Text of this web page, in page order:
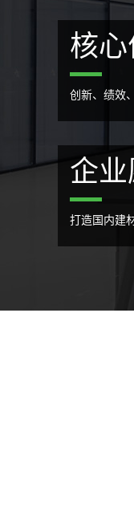
核
创新、绩效
企
打造国内建